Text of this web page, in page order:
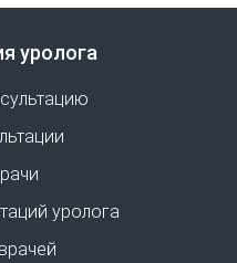
уролога
уролога